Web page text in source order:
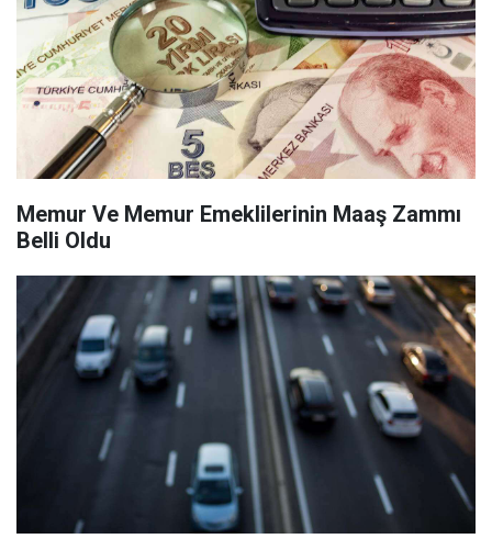
Memur Ve Memur Emeklilerinin Maaş Zammı
Belli Oldu